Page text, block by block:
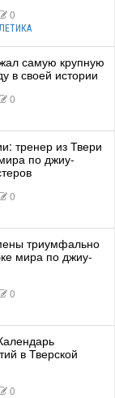
0
самую крупную
в своей истории
0
тренер из Твери
по джиу-
0
триумфально
мира по джиу-
0
в Тверской
0